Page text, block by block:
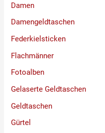
Damen
Damengeldtaschen
Federkielsticken
Flachmänner
Fotoalben
Gelaserte Geldtaschen
Geldtaschen
Gürtel